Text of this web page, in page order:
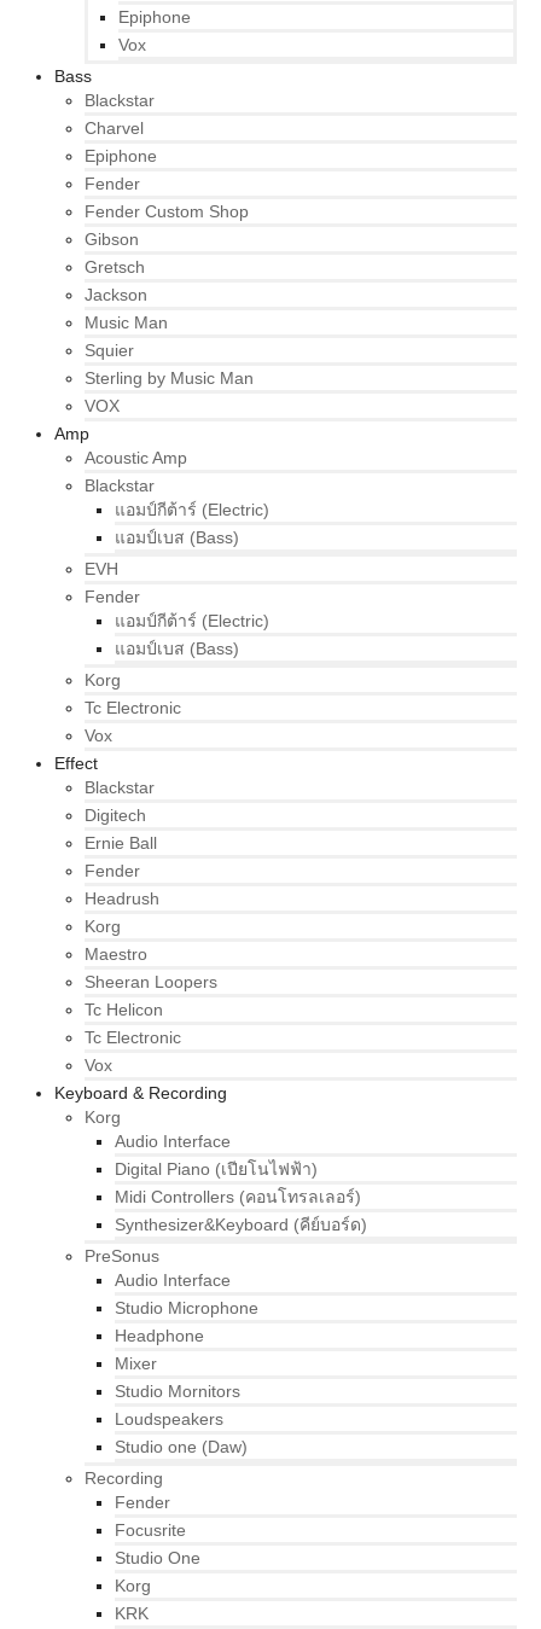
Epiphone
Vox
Bass
Blackstar
Charvel
Epiphone
Fender
Fender Custom Shop
Gibson
Gretsch
Jackson
Music Man
Squier
Sterling by Music Man
VOX
Amp
Acoustic Amp
Blackstar
แอมป์กีต้าร์ (Electric)
แอมป์เบส (Bass)
EVH
Fender
แอมป์กีต้าร์ (Electric)
แอมป์เบส (Bass)
Korg
Tc Electronic
Vox
Effect
Blackstar
Digitech
Ernie Ball
Fender
Headrush
Korg
Maestro
Sheeran Loopers
Tc Helicon
Tc Electronic
Vox
Keyboard & Recording
Korg
Audio Interface
Digital Piano (เปียโนไฟฟ้า)
Midi Controllers (คอนโทรลเลอร์)
Synthesizer&Keyboard (คีย์บอร์ด)
PreSonus
Audio Interface
Studio Microphone
Headphone
Mixer
Studio Mornitors
Loudspeakers
Studio one (Daw)
Recording
Fender
Focusrite
Studio One
Korg
KRK